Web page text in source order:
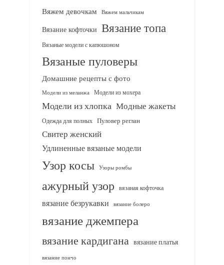
Вяжем девочкам Вяжем мальчикам
Вязание кофточки Вязание топа
Вязаные модели с капюшоном
Вязаные пуловеры
Домашние рецепты с фото
Модели из меланжа Модели из мохера
Модели из хлопка Модные жакеты
Одежда для полных Пуловер реглан
Свитер женский
Удлиненные вязаные модели
Узор косы Узоры ромбы
ажурный узор вязаная кофточка
вязание безрукавки вязание болеро
вязание джемпера
вязание кардигана вязание платья
вязание пончо